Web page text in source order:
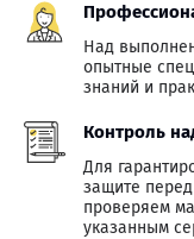
Над
опытные
знаний и
Контроль
Для
защите
проверяем
указанным